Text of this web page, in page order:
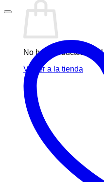
No hay productos en el
Volver a la tienda